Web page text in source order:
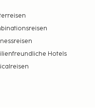
Hotels